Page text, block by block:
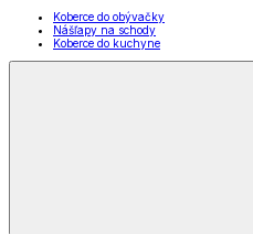
Koberce do obývačky
Nášľapy na schody
Koberce do kuchyne